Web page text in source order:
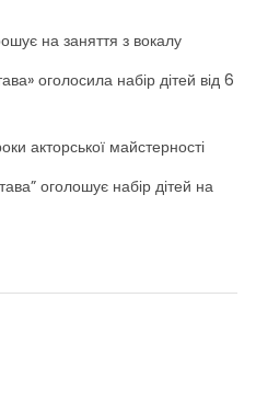
на заняття з вокалу
оголосила набір дітей від 6
акторської майстерності
оголошує набір дітей на